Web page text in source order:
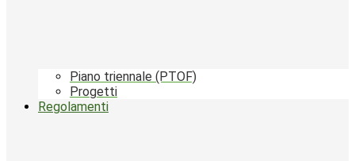
Piano triennale (PTOF)
Progetti
Regolamenti